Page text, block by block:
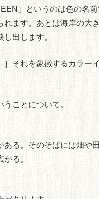
」というのは色の名前
ます。あとは海岸の大
出します。
それを象徴するカラー
ことについて。
ある。そのそばには畑や
る。